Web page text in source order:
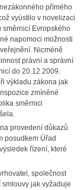
přímého
vyústilo v novelizaci
směrnicí Evropského
napomoci možnosti
Nicméně
právní a správní
do 20.12.2009.
výkladu zákona jak
zmíněné
směrnici
provedení důkazů
posudkem Úřad
řízení, které
společnost
smlouvy jak vyžaduje